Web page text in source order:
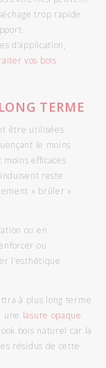
trop rapide
d’application,
vos bois
TERME
être utilisées
le moins
moins efficaces
reste
« brûler »
ou en
ou
l’esthétique
à plus long terme
une lasure opaque
bois naturel car la
résidus de cette